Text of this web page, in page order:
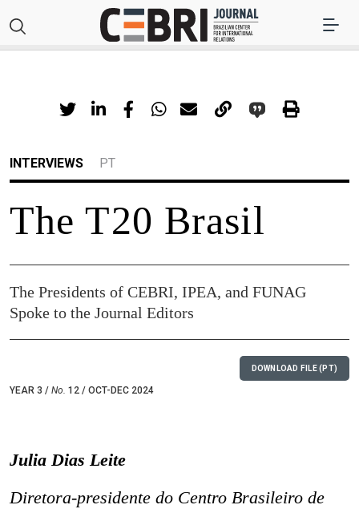
INTERVIEWS PT
The T20 Brasil
The Presidents of CEBRI, IPEA, and FUNAG
Spoke to the Journal Editors
YEAR 3 / No. 12 / OCT-DEC 2024
DOWNLOAD FILE (PT)
Julia Dias Leite
Diretora-presidente do Centro Brasileiro de